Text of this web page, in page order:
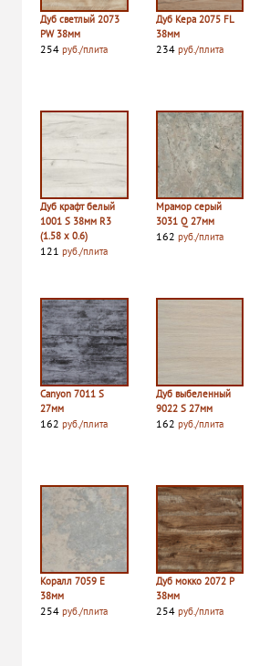
Дуб светлый 2073
PW 38мм
254 руб./плита
Дуб Кера 2075 FL
38мм
234 руб./плита
Дуб крафт белый
1001 S 38мм R3
(1.58 х 0.6)
121 руб./плита
Мрамор серый
3031 Q 27мм
162 руб./плита
Canyon 7011 S
27мм
162 руб./плита
Дуб выбеленный
9022 S 27мм
162 руб./плита
Коралл 7059 E
38мм
254 руб./плита
Дуб мокко 2072 P
38мм
254 руб./плита